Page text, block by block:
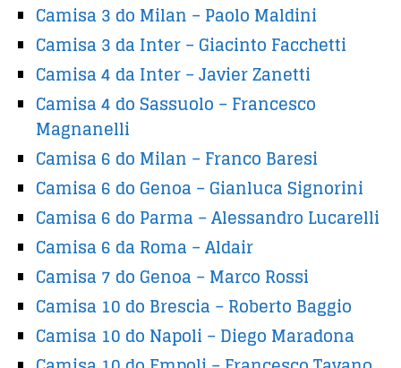
Camisa 3 do Milan – Paolo Maldini
Camisa 3 da Inter – Giacinto Facchetti
Camisa 4 da Inter – Javier Zanetti
Camisa 4 do Sassuolo – Francesco
Magnanelli
Camisa 6 do Milan – Franco Baresi
Camisa 6 do Genoa – Gianluca Signorini
Camisa 6 do Parma – Alessandro Lucarelli
Camisa 6 da Roma – Aldair
Camisa 7 do Genoa – Marco Rossi
Camisa 10 do Brescia – Roberto Baggio
Camisa 10 do Napoli – Diego Maradona